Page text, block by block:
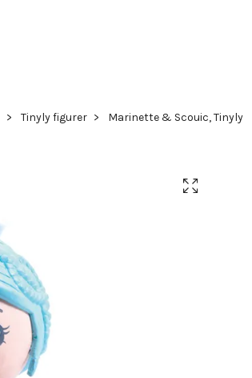
Tinyly figurer Marinette & Scouic, Tinyly